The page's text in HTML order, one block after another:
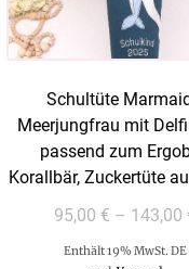
Schultüte
Meerjungfrau mit
passend zum
Korallbär, Zuckertüte
95,00 € – 143,00
Enthält 19% MwSt. DE